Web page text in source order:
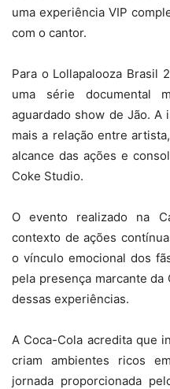
uma experiência VIP
com o cantor.
Para o Lollapalooza Brasil
uma série documental
aguardado show de Jão. A
mais a relação entre
alcance das ações e
Coke Studio.
O evento realizado na
contexto de ações
o vínculo emocional dos
pela presença marcante
dessas experiências.
A Coca-Cola acredita que
criam ambientes ricos
jornada proporcionada